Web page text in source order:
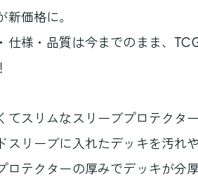
新価格に。
仕様・品質は今までのまま、
スリムなスリーブプロテクター
スリーブに入れたデッキを汚れ
ロテクターの厚みでデッキが分